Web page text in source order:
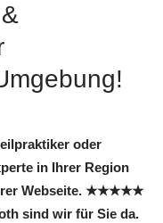
oder
in Ihrer Region
Webseite. ★★★★★
sind wir für Sie da.